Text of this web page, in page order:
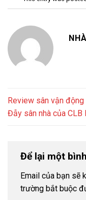
Review sân vận động
Đẫy sân nhà của CLB
Để lại một
Email của bạn sẽ
trường bắt buộc